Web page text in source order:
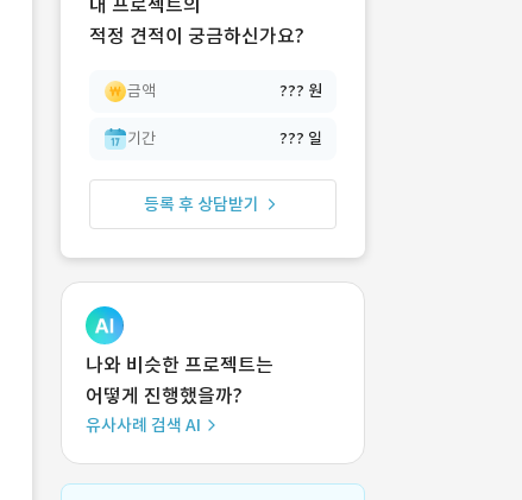
내 프로젝트의
적정 견적이 궁금하신가요?
금액 ??? 원
기간 ??? 일
등록 후 상담받기
나와 비슷한 프로젝트는
어떻게 진행했을까?
유사사례 검색 AI